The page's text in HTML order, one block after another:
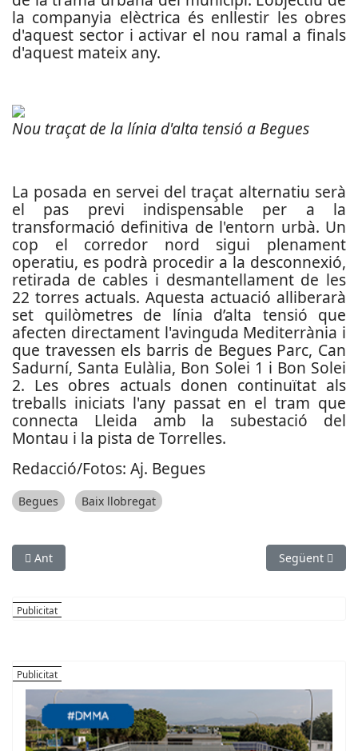
la companyia elèctrica és enllestir les obres
d'aquest sector i activar el nou ramal a finals
d'aquest mateix any.
Nou traçat de la línia d'alta tensió a Begues
La posada en servei del traçat alternatiu serà
el pas previ indispensable per a la
transformació definitiva de l'entorn urbà. Un
cop el corredor nord sigui plenament
operatiu, es podrà procedir a la desconnexió,
retirada de cables i desmantellament de les
22 torres actuals. Aquesta actuació alliberarà
set quilòmetres de línia d’alta tensió que
afecten directament l'avinguda Mediterrània i
que travessen els barris de Begues Parc, Can
Sadurní, Santa Eulàlia, Bon Solei 1 i Bon Solei
2. Les obres actuals donen continuïtat als
treballs iniciats l'any passat en el tram que
connecta Lleida amb la subestació del
Montau i la pista de Torrelles.
Redacció/Fotos: Aj. Begues
Begues Baix llobregat
Article anterior: La Diputació de Barcelona activa el Pla
Ant Article
Següent